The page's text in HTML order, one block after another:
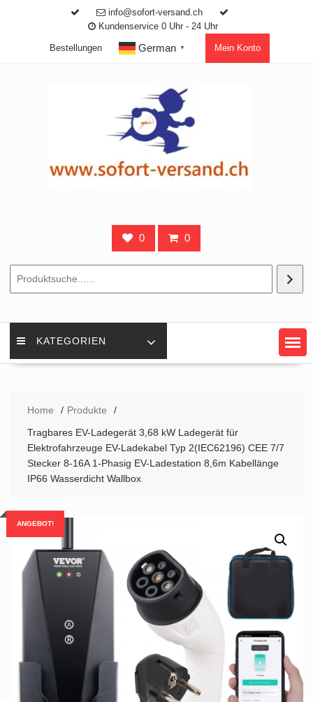
info@sofort-versand.ch
Kundenservice 0 Uhr - 24 Uhr
Bestellungen German ▼ Mein Konto
0 0
KATEGORIEN
Home
Produkte
Tragbares EV-Ladegerät 3,68 kW Ladegerät für
Elektrofahrzeuge EV-Ladekabel Typ 2(IEC62196) CEE 7/7
Stecker 8-16A 1-Phasig EV-Ladestation 8,6m Kabellänge
IP66 Wasserdicht Wallbox
ANGEBOT!